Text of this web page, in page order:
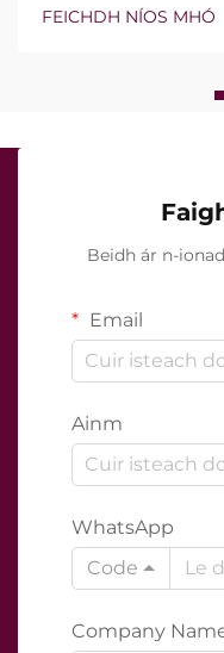
Áfach, níl an cheist
seo ann nó nach
FEICHDH NÍOS MHÓ
Beidh ár n-
Email
Ainm
WhatsApp
Code
Company